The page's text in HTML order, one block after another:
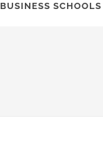
BUSINESS SCHOOLS